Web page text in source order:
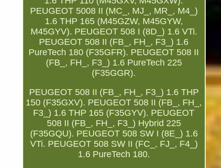
PEUGEOT 5008 II (MC_, MJ_, MR_, M4_)
1.6 THP 165 (M45GZW, M45GYW,
M45GYV). PEUGEOT 508 I (8D_) 1.6 VTi.
PEUGEOT 508 II (FB_, FH_, F3_) 1.6
PureTech 180 (F35GFR). PEUGEOT 508 II
(FB_, FH_, F3_) 1.6 PureTech 225
(F35GGR).
PEUGEOT 508 II (FB_, FH_, F3_) 1.6 THP
150 (F35GXV). PEUGEOT 508 II (FB_, FH_,
F3_) 1.6 THP 165 (F35GYV). PEUGEOT
508 II (FB_, FH_, F3_) Hybrid 225
(F35GQU). PEUGEOT 508 SW I (8E_) 1.6
VTi. PEUGEOT 508 SW II (FC_, FJ_, F4_)
1.6 PureTech 180.